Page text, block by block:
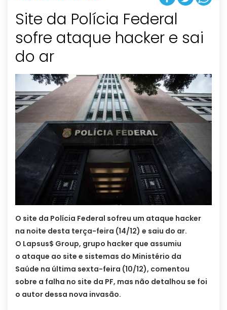
Site da Polícia Federal
sofre ataque hacker e sai
do ar
O site da Polícia Federal sofreu um ataque hacker
na noite desta terça-feira (14/12) e saiu do ar.
O Lapsus$ Group, grupo hacker que assumiu
o ataque ao site e sistemas do Ministério da
Saúde na última sexta-feira (10/12), comentou
sobre a falha no site da PF, mas não detalhou se foi
o autor dessa nova invasão.